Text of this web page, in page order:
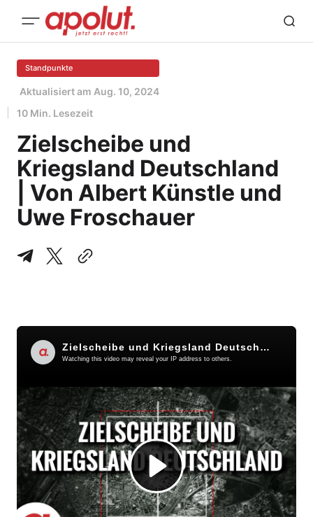
Standpunkte
Aktualisiert am Aug. 10, 2024
10 Min. Lesezeit
Zielscheibe und
Kriegsland Deutschland
| Von Albert Künstle und
Uwe Froschauer